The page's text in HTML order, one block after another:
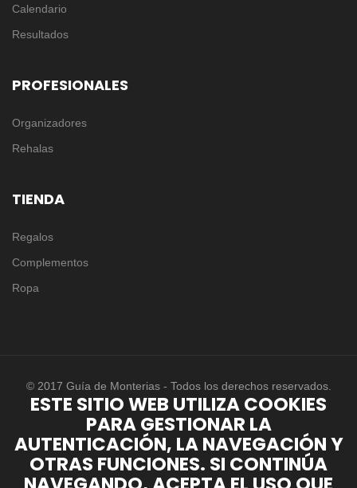
Calendario
Resultados
PROFESIONALES
Organizadores
Rehalas
TIENDA
Regalos
Complementos
Ropa
© 2017 Guía de Monterias - Todos los derechos reservados.
ESTE SITIO WEB UTILIZA COOKIES
PARA GESTIONAR LA
AUTENTICACIÓN, LA NAVEGACIÓN Y
OTRAS FUNCIONES. SI CONTINÚA